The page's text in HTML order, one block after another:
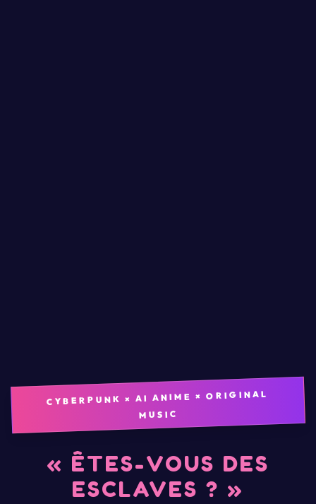
CYBERPUNK × AI ANIME × ORIGINAL
MUSIC
« ÊTES-VOUS DES
ESCLAVES ? »